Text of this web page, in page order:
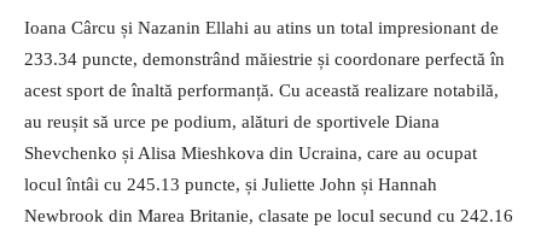
Ioana Cârcu și Nazanin Ellahi au atins un total impresionant de
233.34 puncte, demonstrând măiestrie și coordonare perfectă în
acest sport de înaltă performanță. Cu această realizare notabilă,
au reușit să urce pe podium, alături de sportivele Diana
Shevchenko și Alisa Mieshkova din Ucraina, care au ocupat
locul întâi cu 245.13 puncte, și Juliette John și Hannah
Newbrook din Marea Britanie, clasate pe locul secund cu 242.16